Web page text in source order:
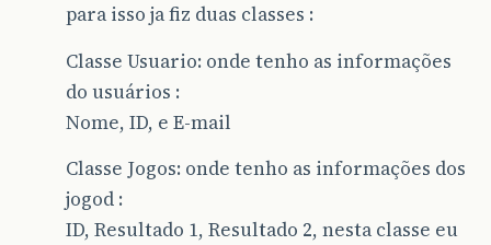
para isso ja fiz duas classes :
Classe Usuario: onde tenho as informações
do usuários :
Nome, ID, e E-mail
Classe Jogos: onde tenho as informações dos
jogod :
ID, Resultado 1, Resultado 2, nesta classe eu